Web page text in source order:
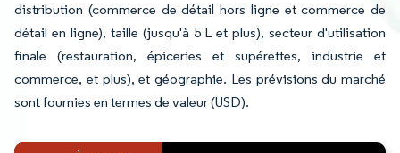
distribution (commerce de détail hors ligne et commerce de
détail en ligne), taille (jusqu'à 5 L et plus), secteur d'utilisation
finale (restauration, épiceries et supérettes, industrie et
commerce, et plus), et géographie. Les prévisions du marché
sont fournies en termes de valeur (USD).